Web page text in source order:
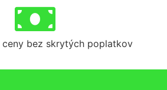
ceny bez skrytých poplatkov